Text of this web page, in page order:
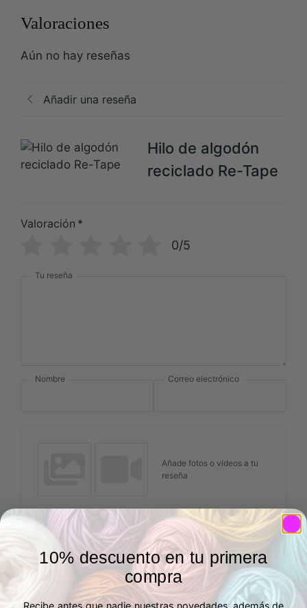
Valoraciones
Aún no hay reseñas
Añadir una reseña
Hilo de algodón
reciclado Re-Tape
Valoración *
0/5
Tu reseña
Nombre Correo electrónico
Añade fotos o vídeos a tu
reseña
Enviar
10% descuento en tu primera
compra